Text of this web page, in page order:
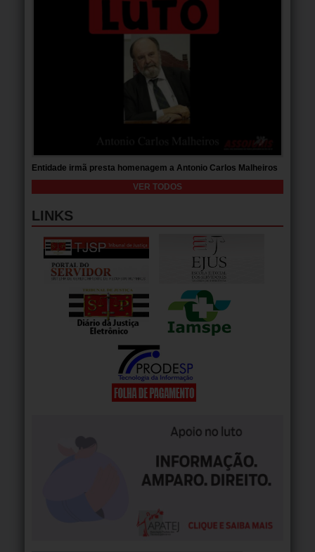
Entidade irmã presta homenagem a Antonio Carlos Malheiros
VER TODOS
LINKS